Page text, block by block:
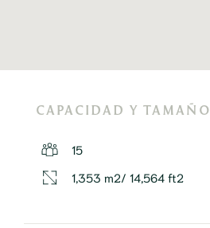
CAPACIDAD Y TAMAÑO
15
1,353 m2/ 14,564 ft2